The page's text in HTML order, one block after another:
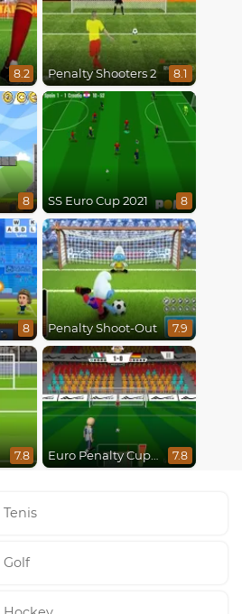
8.2 Penalty Shooters 2 8.1
8 SS Euro Cup 2021 8
2021 8 Penalty Shoot-Out 7.9
7.8 Euro Penalty Cup 2021 7.8
Golf